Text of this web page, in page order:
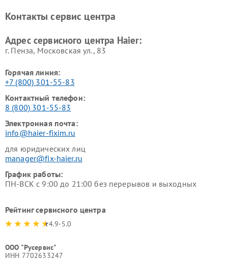
Ремонт роботов-пылесосов
Ремонт посудомоечных
Контакты сервис центра
Адрес сервисного центра Haier:
г. Пенза, Московская ул., 83
Горячая линия:
+7 (800) 301-55-83
Контактный телефон:
8 (800) 301-55-83
Электронная почта:
info@haier-fixim.ru
для юридических лиц
manager@fix-haier.ru
График работы:
ПН-ВСК с 9:00 до 21:00 без перерывов и выходных
Рейтинг сервисного центра
4.9-5.0
ООО "Русервис"
ИНН 7702633247